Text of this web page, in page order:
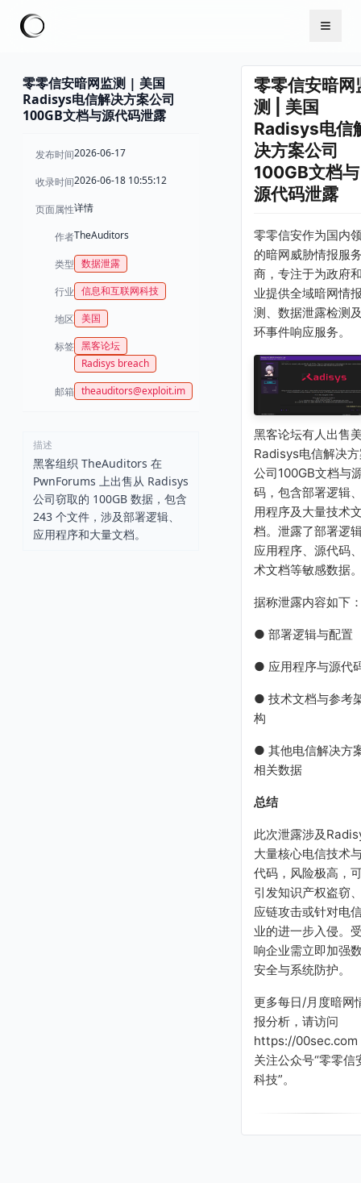
零零信安暗网监测 | 美国
Radisys电信解决方案公司
100GB文档与源代码泄露
发布时间2026-06-17
收录时间2026-06-18 10:55:12
页面属性详情
作者TheAuditors
类型 数据泄露
行业 信息和互联网科技
地区 美国
标签 黑客论坛
Radisys breach
邮箱 theauditors@exploit.im
描述
黑客组织 TheAuditors 在
PwnForums 上出售从 Radisys
公司窃取的 100GB 数据，包含
243 个文件，涉及部署逻辑、
应用程序和大量文档。
零零信安暗网
测 | 美国
Radisys电信
决方案公司
100GB文档与
源代码泄露
零零信安作为国内
的暗网威胁情报服
商，专注于为政府
业提供全域暗网情
测、数据泄露检测
环事件响应服务。
黑客论坛有人出售
Radisys电信解决
公司100GB文档与
码，包含部署逻辑
用程序及大量技术
档。泄露了部署逻
应用程序、源代码
术文档等敏感数据
据称泄露内容如下
● 部署逻辑与配置
● 应用程序与源代
● 技术文档与参考
构
● 其他电信解决方
相关数据
总结
此次泄露涉及
大量核心电信技术
代码，风险极高，
引发知识产权盗窃
应链攻击或针对电
业的进一步入侵。
响企业需立即加强
安全与系统防护。
更多每日/月度暗网
报分析，请访问
https://00sec.com
关注公众号“零零信
科技”。